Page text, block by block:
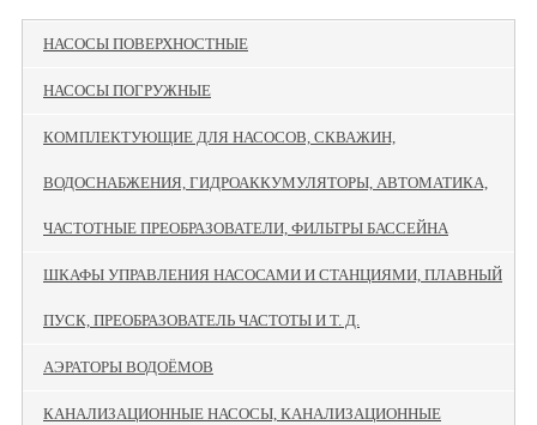
НАСОСЫ ПОВЕРХНОСТНЫЕ
НАСОСЫ ПОГРУЖНЫЕ
КОМПЛЕКТУЮЩИЕ ДЛЯ НАСОСОВ, СКВАЖИН,
ВОДОСНАБЖЕНИЯ, ГИДРОАККУМУЛЯТОРЫ, АВТОМАТИКА,
ЧАСТОТНЫЕ ПРЕОБРАЗОВАТЕЛИ, ФИЛЬТРЫ БАССЕЙНА
ШКАФЫ УПРАВЛЕНИЯ НАСОСАМИ И СТАНЦИЯМИ, ПЛАВНЫЙ
ПУСК, ПРЕОБРАЗОВАТЕЛЬ ЧАСТОТЫ И Т. Д.
АЭРАТОРЫ ВОДОЁМОВ
КАНАЛИЗАЦИОННЫЕ НАСОСЫ, КАНАЛИЗАЦИОННЫЕ